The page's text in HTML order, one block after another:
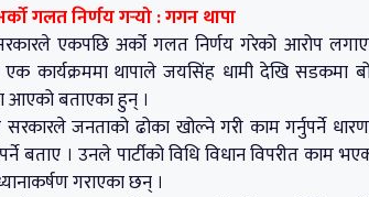
गलत निर्णय गर्यो : गगन थापा
एकपछि अर्को गलत निर्णय गरेको आरोप
कार्यक्रममा थापाले जयसिंह धामी देखि सडकमा
बताएका हुन् ।
सरकारले जनताको ढोका खोल्ने गरी काम गर्नुपर्ने
बताए । उनले पार्टीको विधि विधान विपरीत
गराएका छन् ।